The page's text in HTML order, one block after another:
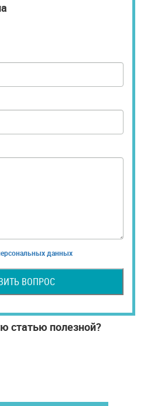
данных
ВОПРОС
статью полезной?